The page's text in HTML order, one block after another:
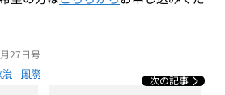
27日号
治 国際 次の記事